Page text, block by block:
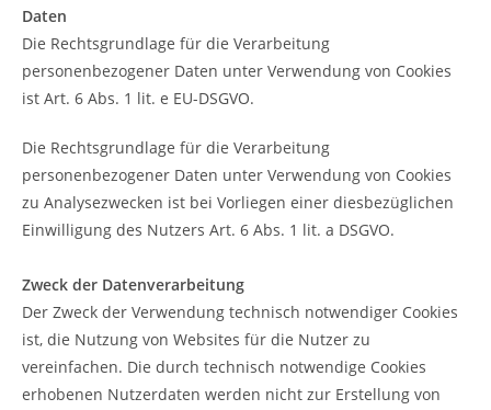
Daten
Die Rechtsgrundlage für die Verarbeitung
personenbezogener Daten unter Verwendung von Cookies
ist Art. 6 Abs. 1 lit. e EU-DSGVO.
Die Rechtsgrundlage für die Verarbeitung
personenbezogener Daten unter Verwendung von Cookies
zu Analysezwecken ist bei Vorliegen einer diesbezüglichen
Einwilligung des Nutzers Art. 6 Abs. 1 lit. a DSGVO.
Zweck der Datenverarbeitung
Der Zweck der Verwendung technisch notwendiger Cookies
ist, die Nutzung von Websites für die Nutzer zu
vereinfachen. Die durch technisch notwendige Cookies
erhobenen Nutzerdaten werden nicht zur Erstellung von